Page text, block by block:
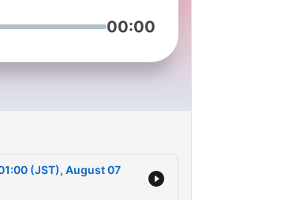
00:00
(JST), August 07